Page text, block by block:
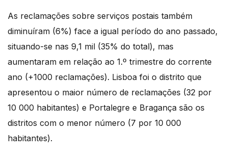
As reclamações sobre serviços postais também
diminuíram (6%) face a igual período do ano passado,
situando-se nas 9,1 mil (35% do total), mas
aumentaram em relação ao 1.º trimestre do corrente
ano (+1000 reclamações). Lisboa foi o distrito que
apresentou o maior número de reclamações (32 por
10 000 habitantes) e Portalegre e Bragança são os
distritos com o menor número (7 por 10 000
habitantes).